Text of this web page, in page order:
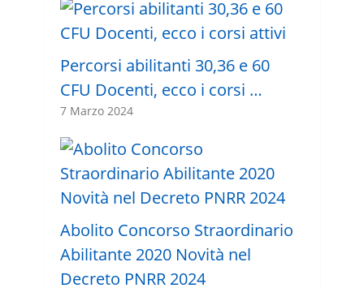
Percorsi abilitanti 30,36 e 60
CFU Docenti, ecco i corsi …
7 Marzo 2024
Abolito Concorso Straordinario
Abilitante 2020 Novità nel
Decreto PNRR 2024